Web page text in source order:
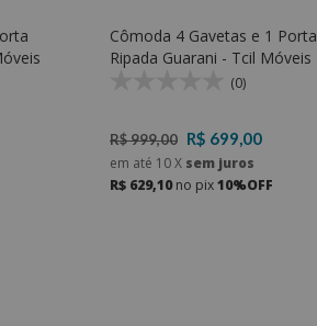
- Tcil Móveis
Cômoda 4 Gavetas e 1 Porta
Ripada Guarani - Tcil Móveis
(0)
R$ 999,00 R$ 699,00
em até 10X sem juros
R$ 629,10no pix10%OFF